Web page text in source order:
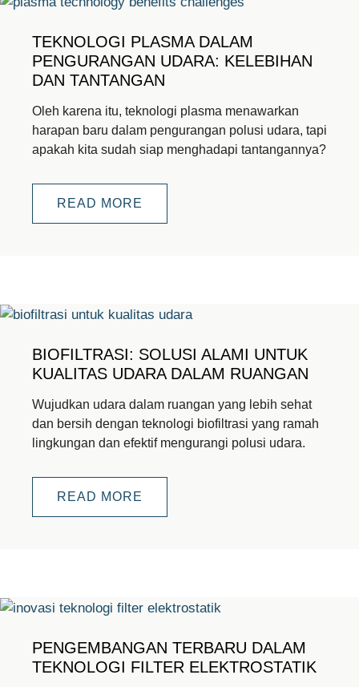
TEKNOLOGI PLASMA DALAM
PENGURANGAN UDARA: KELEBIHAN
DAN TANTANGAN
Oleh karena itu, teknologi plasma menawarkan
harapan baru dalam pengurangan polusi udara, tapi
apakah kita sudah siap menghadapi tantangannya?
READ MORE
BIOFILTRASI: SOLUSI ALAMI UNTUK
KUALITAS UDARA DALAM RUANGAN
Wujudkan udara dalam ruangan yang lebih sehat
dan bersih dengan teknologi biofiltrasi yang ramah
lingkungan dan efektif mengurangi polusi udara.
READ MORE
PENGEMBANGAN TERBARU DALAM
TEKNOLOGI FILTER ELEKTROSTATIK